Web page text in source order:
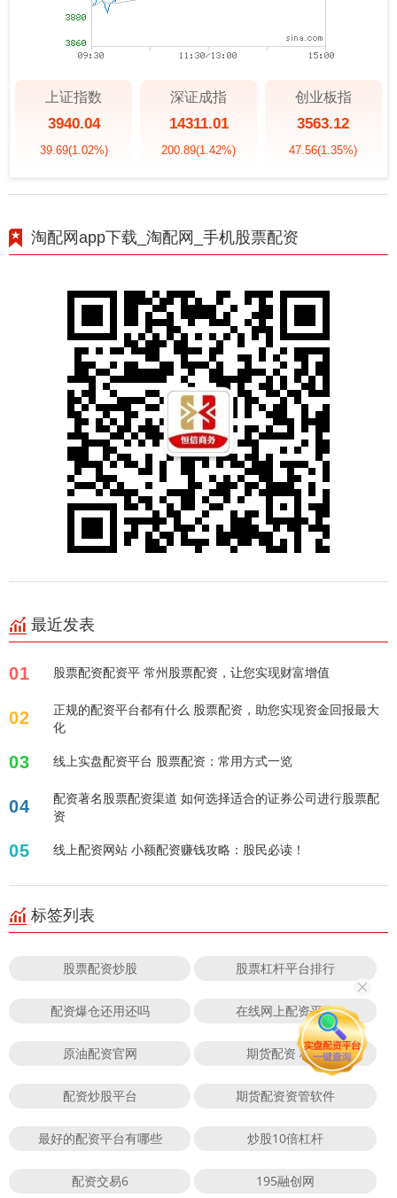
上证指数
3940.04
39.69(1.02%)
深证成指
14311.01
200.89(1.42%)
创业板指
3563.12
47.56(1.35%)
淘配网app下载_淘配网_手机股票配资
最近发表
01 股票配资配资平 常州股票配资，让您实现财富增值
02
正规的配资平台都有什么 股票配资，助您实现资金回报最大
化
03 线上实盘配资平台 股票配资：常用方式一览
04
配资著名股票配资渠道 如何选择适合的证券公司进行股票配
资
05 线上配资网站 小额配资赚钱攻略：股民必读！
标签列表
股票配资炒股 股票杠杆平台排行
配资爆仓还用还吗 在线网上配资平台
原油配资官网 期货配资 杭州
配资炒股平台 期货配资资管软件
最好的配资平台有哪些 炒股10倍杠杆
配资交易6 195融创网